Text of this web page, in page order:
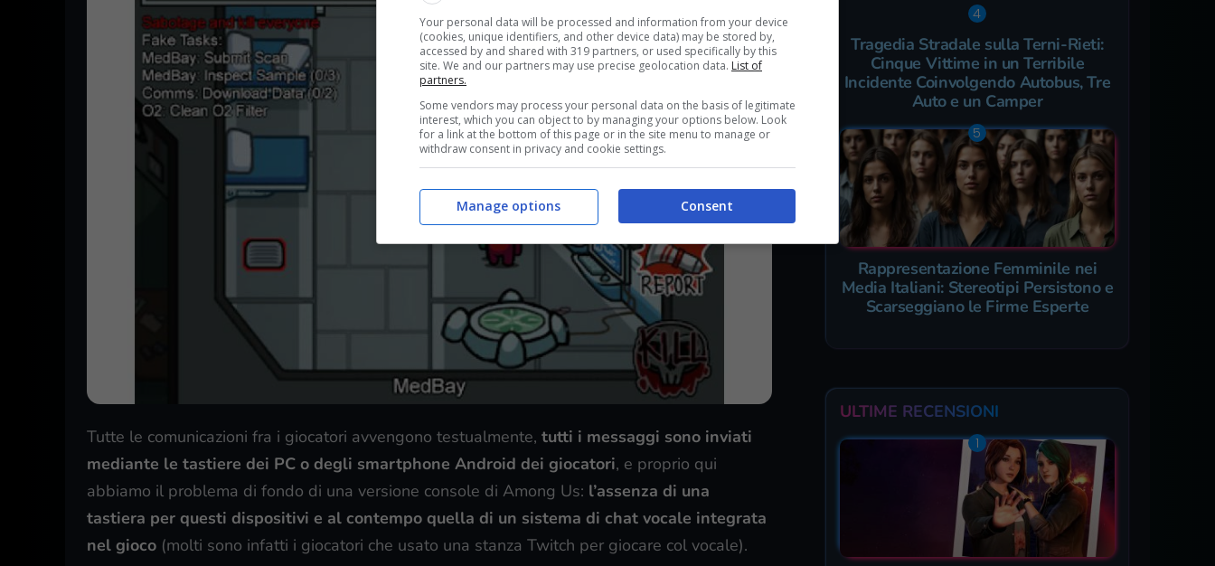
Tutte le comunicazioni fra i giocatori avvengono testualmente, tutti i messaggi sono inviati
mediante le tastiere dei PC o degli smartphone Android dei giocatori, e proprio qui
abbiamo il problema di fondo di una versione console di Among Us: l’assenza di una
tastiera per questi dispositivi e al contempo quella di un sistema di chat vocale integrata
nel gioco (molti sono infatti i giocatori che usato una stanza Twitch per giocare col vocale).
Tragedia Stradale sulla Terni-Rieti:
Cinque Vittime in un Terribile
Incidente Coinvolgendo Autobus, Tre
Auto e un Camper
Rappresentazione Femminile nei
Media Italiani: Stereotipi Persistono e
Scarseggiano le Firme Esperte
ULTIME RECENSIONI
Your personal data will be processed and information from your device
(cookies, unique identifiers, and other device data) may be stored by,
accessed by and shared with 319 partners, or used specifically by this
site. We and our partners may use precise geolocation data. List of
partners.
Some vendors may process your personal data on the basis of legitimate
interest, which you can object to by managing your options below. Look
for a link at the bottom of this page or in the site menu to manage or
withdraw consent in privacy and cookie settings.
Consent
Manage options